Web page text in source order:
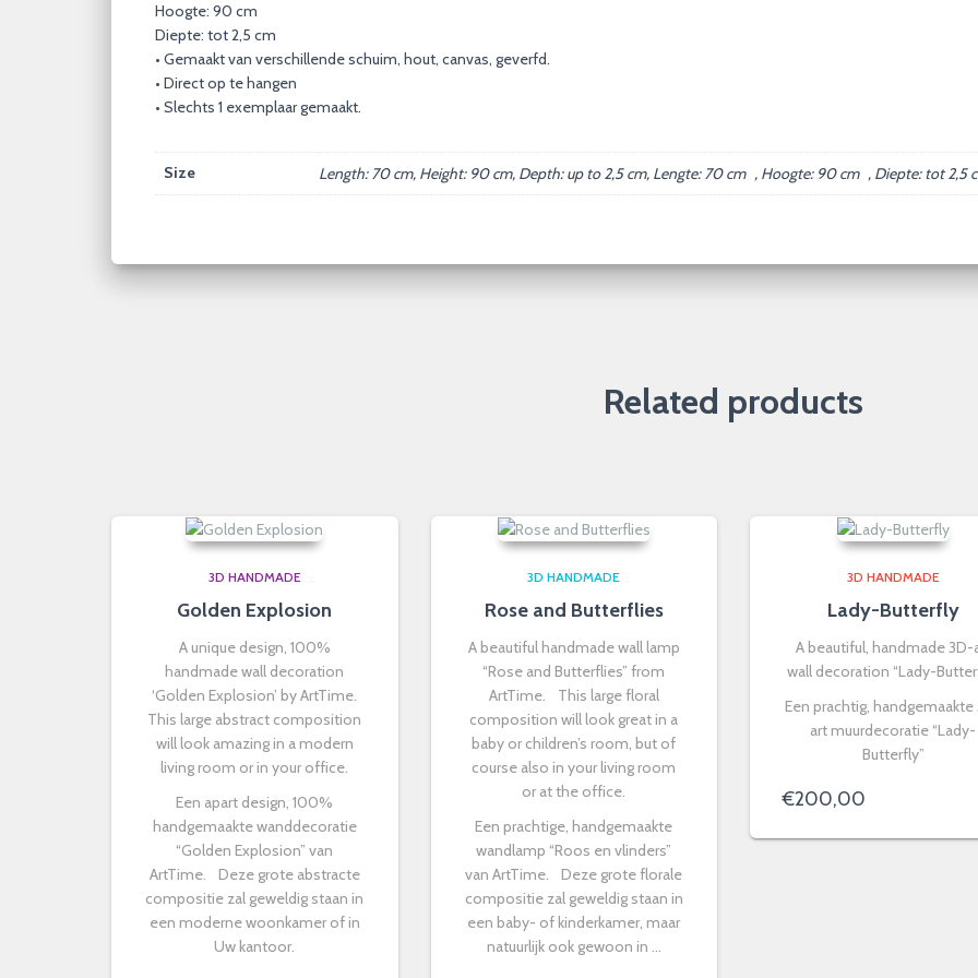
Hoogte: 90 cm
Diepte: tot 2,5 cm
• Gemaakt van verschillende schuim, hout, canvas, geverfd.
• Direct op te hangen
• Slechts 1 exemplaar gemaakt.
Size Length: 70 cm, Height: 90 cm, Depth: up to 2,5 cm, Lengte: 70 cm , Hoogte: 90 cm , Diepte: tot 2,5
Related products
3D HANDMADE
Golden Explosion
A unique design, 100%
handmade wall decoration
‘Golden Explosion’ by ArtTime.
This large abstract composition
will look amazing in a modern
living room or in your office.
Een apart design, 100%
handgemaakte wanddecoratie
“Golden Explosion” van
ArtTime. Deze grote abstracte
compositie zal geweldig staan in
een moderne woonkamer of in
Uw kantoor.
3D HANDMADE
Rose and Butterflies
A beautiful handmade wall lamp
“Rose and Butterflies” from
ArtTime. This large floral
composition will look great in a
baby or children’s room, but of
course also in your living room
or at the office.
Een prachtige, handgemaakte
wandlamp “Roos en vlinders”
van ArtTime. Deze grote florale
compositie zal geweldig staan in
een baby- of kinderkamer, maar
natuurlijk ook gewoon in …
3D HANDMADE
Lady-Butterfly
A beautiful, handmade 3D-
wall decoration “Lady-
Een prachtig, handgemaakte
art muurdecoratie “Lady-
Butterfly”
€200,00